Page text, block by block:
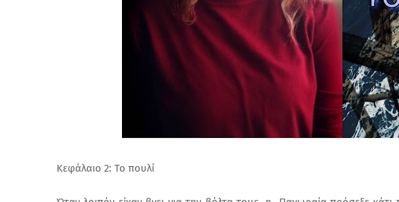
Κεφάλαιο 2: Το πουλί